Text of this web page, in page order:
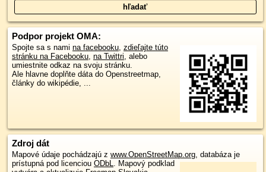
Podpor projekt OMA:
Spojte sa s nami na facebooku, zdieľajte túto
stránku na Facebooku, na Twittri, alebo
umiestnite odkaz na svoju stránku.
Ale hlavne doplňte dáta do Openstreetmap,
články do wikipédie, ...
Zdroj dát
Mapové údaje pochádzajú z www.OpenStreetMap.org, databáza je
prístupná pod licenciou ODbL. Mapový podklad